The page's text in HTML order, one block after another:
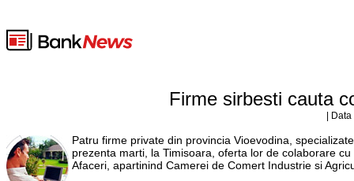
Firme sirbesti cauta
|
Patru firme private din provincia Vioevodina,
prezenta marti, la Timisoara, oferta lor de colaborare
Afaceri, apartinind Camerei de Comert Industrie si